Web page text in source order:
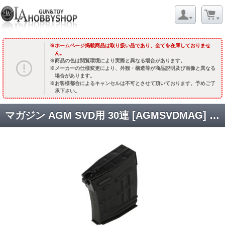
ホームページ掲載商品は取り扱い品であり、全てを在庫しておりませ
ん。
商品の色は閲覧環境により実際と異なる場合があります。
メーカーの仕様変更により、外観・構造等が商品説明及び画像と異なる
場合があります。
お客様都合によるキャンセルは不可とさせて頂いております。予めご了
承下さい。
マガジン AGM SVD用 30連 [AGMSVDMAG] [取寄]